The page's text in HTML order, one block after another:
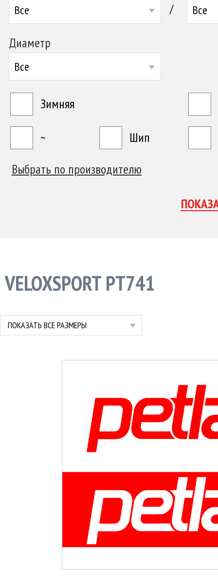
Все / Все
Диаметр
Все
Зимняя
~
Шип
Выбрать по производителю
VELOXSPORT PT741
ПОКАЗАТЬ ВСЕ РАЗМЕРЫ